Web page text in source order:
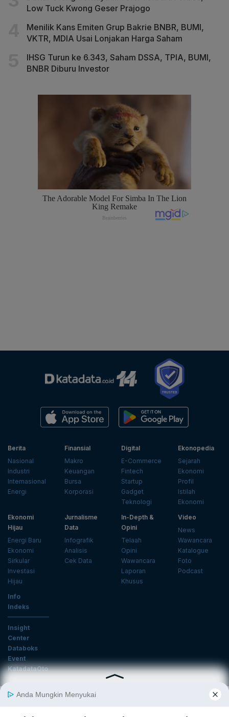
Low Tuck Kwong Geser Prajogo
Menilik Kans Emiten Grup Bakrie BNBR, BUMI,
VKTR, MDIA Usai Lonjakan Harga Saham
IHSG Turun ke 6.343, Saham DSSA, TPIA, BUMI,
BNBR Diburu Investor
Berita
Nasional
Industri
Internasional
Energi
Finansial
Makro
Keuangan
Bursa
Korporasi
Digital
E-Commerce
Fintech
Startup
Gadget
Teknologi
Ekonopedia
Sejarah
Ekonomi
Profil
Istilah
Ekonomi
Ekonomi
Hijau
Energi Baru
Ekonomi
Sirkular
Investasi
Hijau
Jurnalisme
Data
Infografik
Analisis
Cek Data
In-Depth &
Opini
Telaah
Opini
Wawancara
Laporan
Khusus
Video
News
Wawancara
Katalogue
Foto
Podcast
Info
Indeks
Insight
Center
Databoks
Event
KatadataOto
Langganan Newsletter